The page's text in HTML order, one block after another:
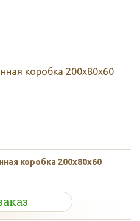
коробка 200х80х60